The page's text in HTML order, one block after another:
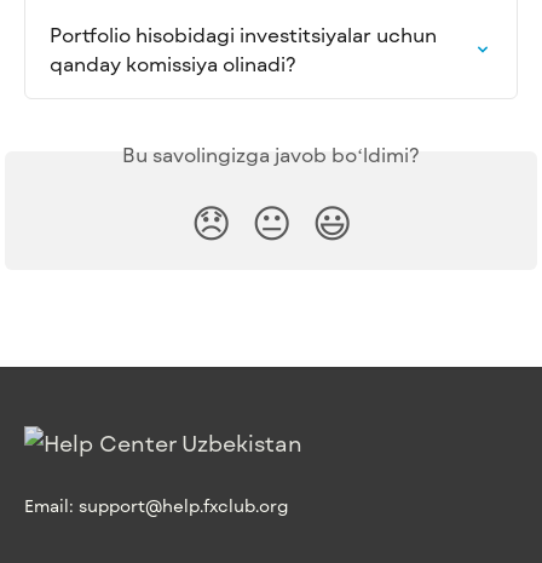
Portfolio hisobidagi investitsiyalar uchun
qanday komissiya olinadi?
Bu savolingizga javob boʻldimi?
😞 😐 😃
Email: support@help.fxclub.org